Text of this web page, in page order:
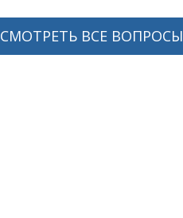
СМОТРЕТЬ ВСЕ ВОПРОСЫ